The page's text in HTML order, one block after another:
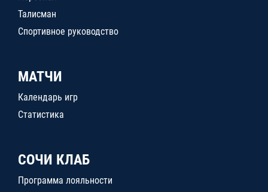
Талисман
Спортивное руководство
МАТЧИ
Календарь игр
Статистика
СОЧИ КЛАБ
Программа лояльности